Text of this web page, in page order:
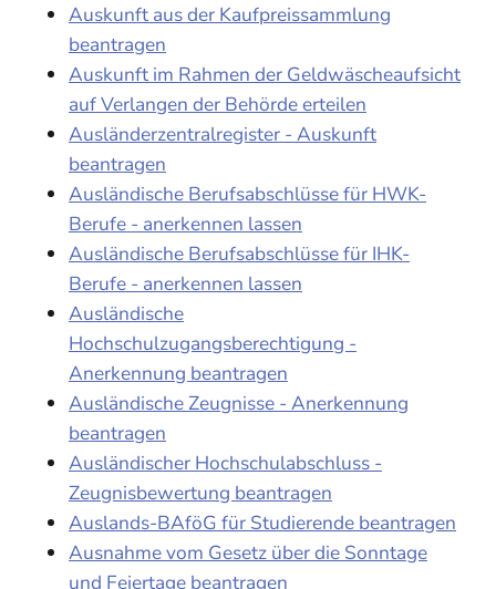
Auskunft aus der Kaufpreissammlung
beantragen
Auskunft im Rahmen der Geldwäscheaufsicht
auf Verlangen der Behörde erteilen
Ausländerzentralregister - Auskunft
beantragen
Ausländische Berufsabschlüsse für HWK-
Berufe - anerkennen lassen
Ausländische Berufsabschlüsse für IHK-
Berufe - anerkennen lassen
Ausländische
Hochschulzugangsberechtigung -
Anerkennung beantragen
Ausländische Zeugnisse - Anerkennung
beantragen
Ausländischer Hochschulabschluss -
Zeugnisbewertung beantragen
Auslands-BAföG für Studierende beantragen
Ausnahme vom Gesetz über die Sonntage
und Feiertage beantragen